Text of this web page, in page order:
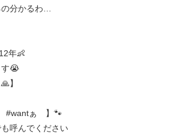
分かるわ…
年👶
す😭
】
#wantぁ 】🐾
呼んでください